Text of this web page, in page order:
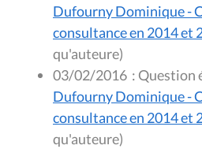
Dufourny Dominique -
consultance en 2014 et
qu'auteure)
03/02/2016 :
Dufourny Dominique -
consultance en 2014 et
qu'auteure)